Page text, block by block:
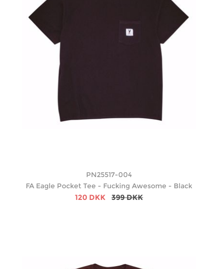
PN25517-004
FA Eagle Pocket Tee - Fucking Awesome - Black
120 DKK 399 DKK